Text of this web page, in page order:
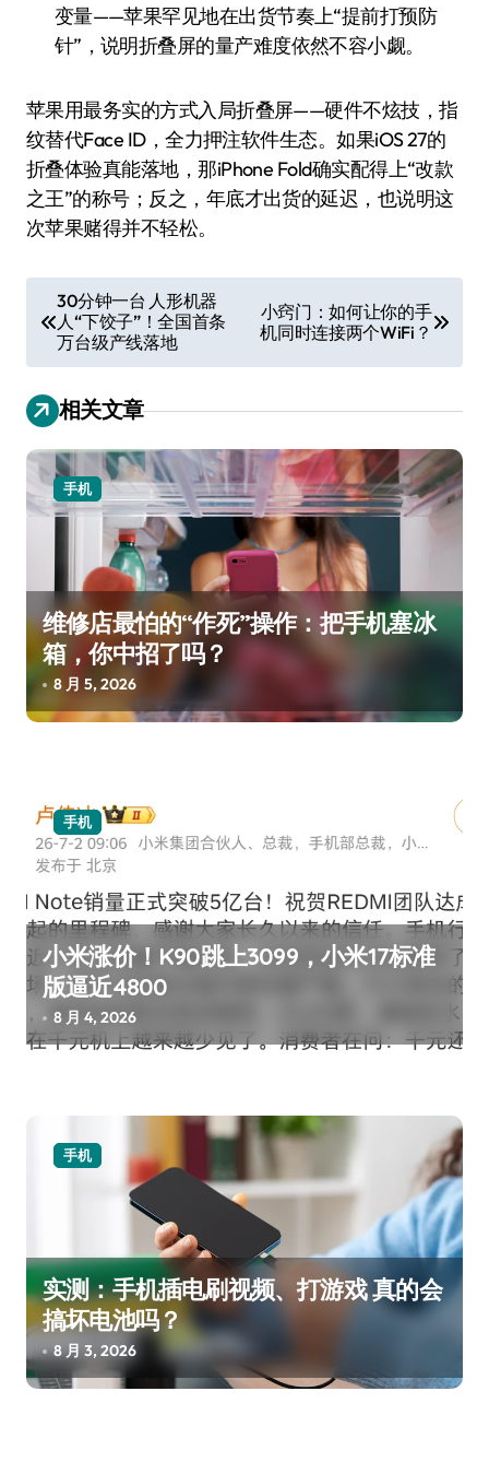
变量——苹果罕见地在出货节奏上“提前打预防
针”，说明折叠屏的量产难度依然不容小觑。
苹果用最务实的方式入局折叠屏——硬件不炫技，指
纹替代Face ID，全力押注软件生态。如果iOS 27的
折叠体验真能落地，那iPhone Fold确实配得上“改款
之王”的称号；反之，年底才出货的延迟，也说明这
次苹果赌得并不轻松。
章
导
航
30分钟一台 人形机器
人“下饺子”！全国首条
万台级产线落地
小窍门：如何让你的手
机同时连接两个WiFi？
相关文章
手机
维修店最怕的“作死”操作：把手机塞冰
箱，你中招了吗？
8 月 5, 2026
手机
小米涨价！K90跳上3099，小米17标准
版逼近4800
8 月 4, 2026
手机
实测：手机插电刷视频、打游戏 真的会
搞坏电池吗？
8 月 3, 2026